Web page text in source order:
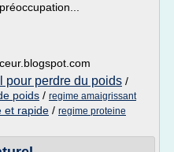
pour perdre du poids /
poids / regime amaigrissant
et rapide / regime proteine